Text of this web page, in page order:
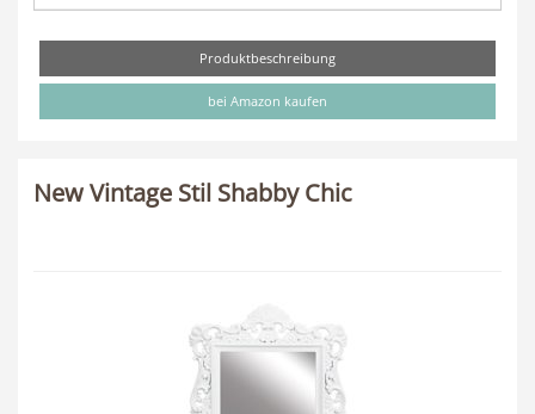
Produktbeschreibung
bei Amazon kaufen
New Vintage Stil Shabby Chic